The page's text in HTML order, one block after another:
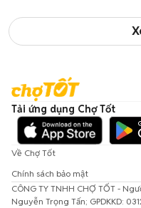
Tải ứng dụng Chợ Tốt
Về Chợ Tốt
Chính sách bảo mật
CÔNG TY TNHH CHỢ TỐT -
Nguyễn Trọng Tấn; GPDKKD: